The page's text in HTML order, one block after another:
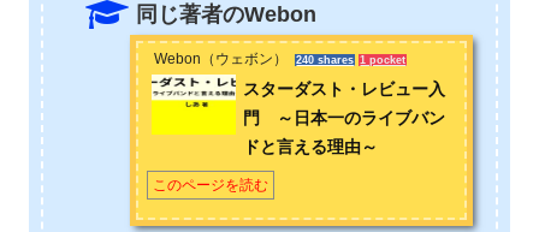
お問い合わせはこちら から
同じ著者のWebon
Webon（ウェボン） 240 shares 1 pocket
スターダスト・レビュー入
門 ～日本一のライブバン
ドと言える理由～
このページを読む